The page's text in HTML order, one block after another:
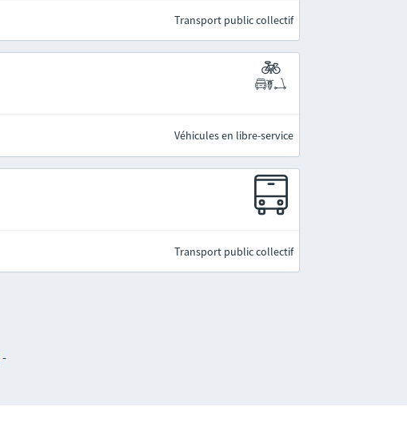
Transport public collectif
Véhicules en libre-service
Transport public collectif
-